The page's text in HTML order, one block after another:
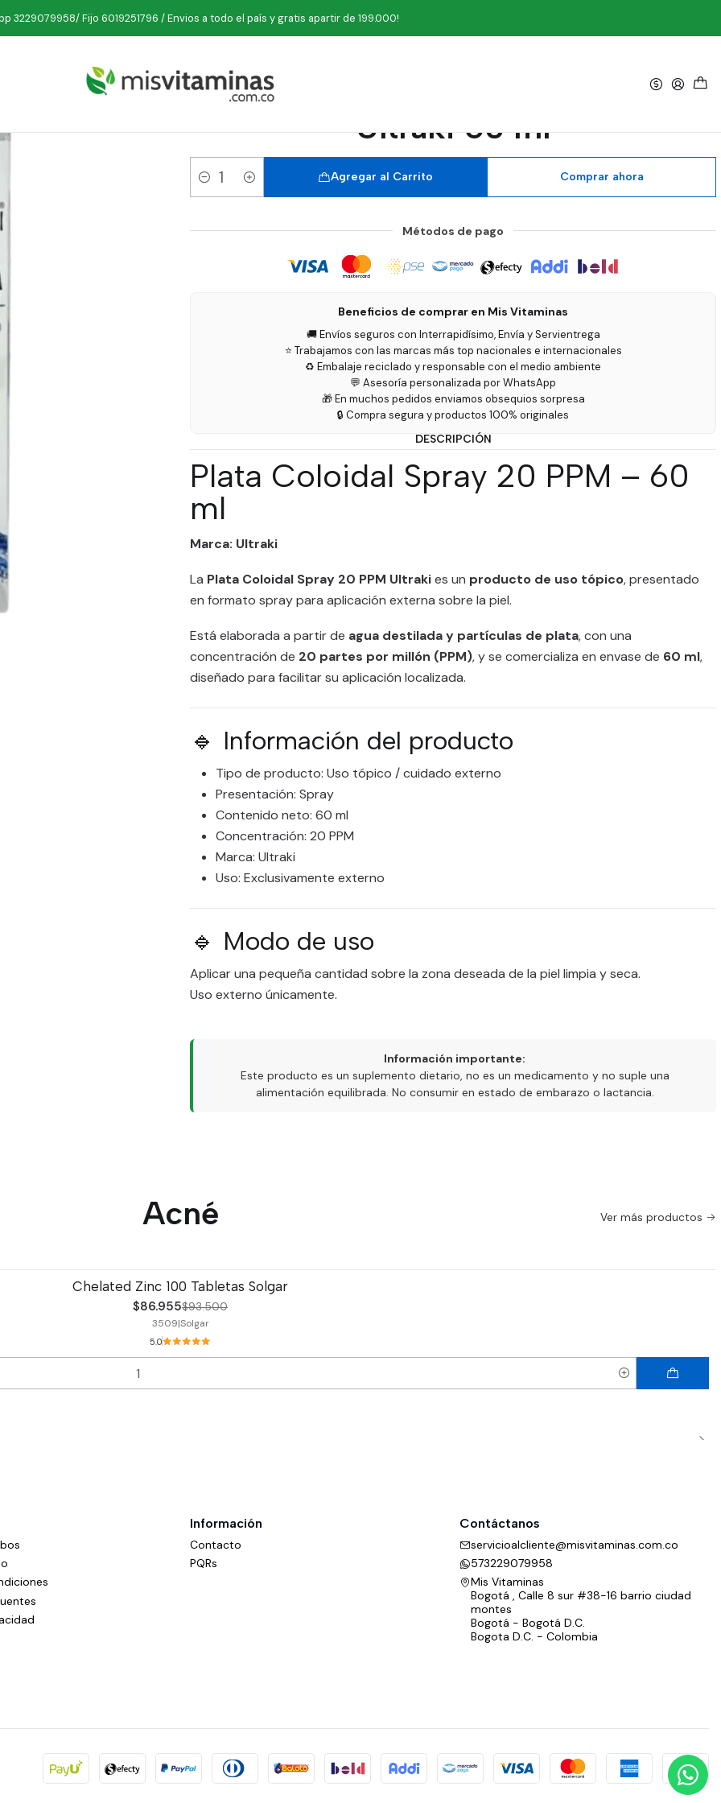
3229079958/ Fijo 6019251796 / Envios a todo el país y gratis apartir de 199.000!
Condición Acné Plata Coloidal Spray 20 PPM Ultraki 60 ml
Plata Coloidal Spray 20 PPM
Ultraki 60 ml
Cantidad
Agregar al Carrito Comprar ahora
Métodos de pago
Beneficios de comprar en Mis Vitaminas
🚚 Envíos seguros con Interrapidísimo, Envía y Servientrega
⭐ Trabajamos con las marcas más top nacionales e internacionales
♻️ Embalaje reciclado y responsable con el medio ambiente
💬 Asesoría personalizada por WhatsApp
🎁 En muchos pedidos enviamos obsequios sorpresa
🔒 Compra segura y productos 100% originales
DESCRIPCIÓN
Plata Coloidal Spray 20 PPM – 60
ml
Marca: Ultraki
La Plata Coloidal Spray 20 PPM Ultrakies un producto de uso tópico, presentado
en formato spray para aplicación externa sobre la piel.
Está elaborada a partir de agua destilada y partículas de plata, con una
concentración de 20 partes por millón (PPM), y se comercializa en envase de 60 ml,
diseñado para facilitar su aplicación localizada.
🔹 Información del producto
Tipo de producto: Uso tópico / cuidado externo
Presentación: Spray
Contenido neto: 60 ml
Concentración: 20 PPM
Marca: Ultraki
Uso: Exclusivamente externo
🔹 Modo de uso
Aplicar una pequeña cantidad sobre la zona deseada de la piel limpia y seca.
Uso externo únicamente.
Información importante:
Este producto es un suplemento dietario, no es un medicamento y no suple una
alimentación equilibrada. No consumir en estado de embarazo o lactancia.
Acné Ver más productos
Chelated Zinc 100 Tabletas Solgar
$86.955$93.500
3509|Solgar
5.0
Información
Contacto
PQRs
Contáctanos
servicioalcliente@misvitaminas.com.co
573229079958
Mis Vitaminas
Bogotá , Calle 8 sur #38-16 barrio ciudad
montes
Bogotá - Bogotá D.C.
Bogota D.C. - Colombia